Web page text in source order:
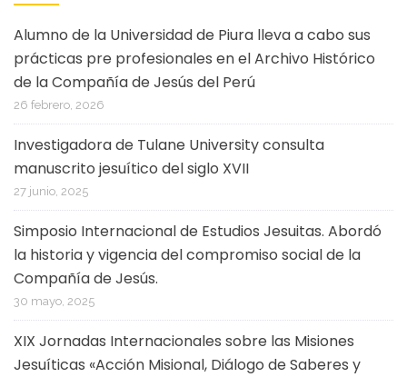
Alumno de la Universidad de Piura lleva a cabo sus
prácticas pre profesionales en el Archivo Histórico
de la Compañía de Jesús del Perú
26 febrero, 2026
Investigadora de Tulane University consulta
manuscrito jesuítico del siglo XVII
27 junio, 2025
Simposio Internacional de Estudios Jesuitas. Abordó
la historia y vigencia del compromiso social de la
Compañía de Jesús.
30 mayo, 2025
XIX Jornadas Internacionales sobre las Misiones
Jesuíticas «Acción Misional, Diálogo de Saberes y